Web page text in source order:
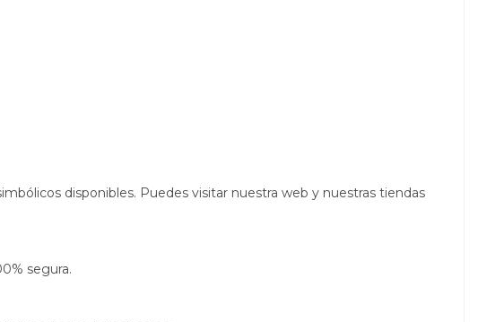
disponibles. Puedes visitar nuestra web y nuestras tiendas
segura.